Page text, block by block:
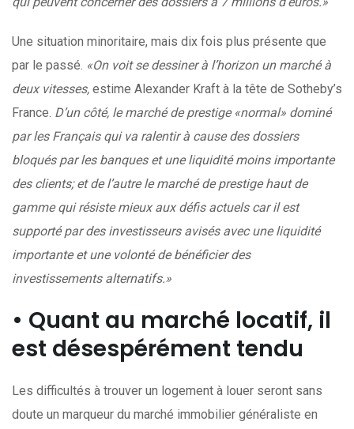
Une situation minoritaire, mais dix fois plus présente que
par le passé. «On voit se dessiner à l’horizon un marché à
deux vitesses, estime Alexander Kraft à la tête de Sotheby’s
France. D’un côté, le marché de prestige «normal» dominé
par les Français qui va ralentir à cause des dossiers
bloqués par les banques et une liquidité moins importante
des clients; et de l’autre le marché de prestige haut de
gamme qui résiste mieux aux défis actuels car il est
supporté par des investisseurs avisés avec une liquidité
importante et une volonté de bénéficier des
investissements alternatifs.»
• Quant au marché locatif, il
est désespérément tendu
Les difficultés à trouver un logement à louer seront sans
doute un marqueur du marché immobilier généraliste en